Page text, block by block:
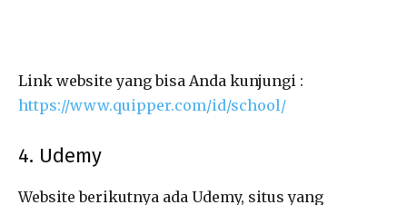
Link website yang bisa Anda kunjungi :
https://www.quipper.com/id/school/
4. Udemy
Website berikutnya ada Udemy, situs yang